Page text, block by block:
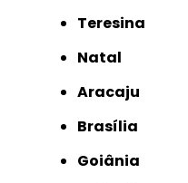
Teresina
Natal
Aracaju
Brasília
Goiânia